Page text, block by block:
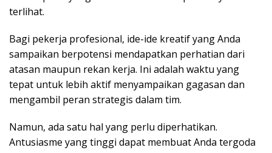
terlihat.
Bagi pekerja profesional, ide-ide kreatif yang Anda
sampaikan berpotensi mendapatkan perhatian dari
atasan maupun rekan kerja. Ini adalah waktu yang
tepat untuk lebih aktif menyampaikan gagasan dan
mengambil peran strategis dalam tim.
Namun, ada satu hal yang perlu diperhatikan.
Antusiasme yang tinggi dapat membuat Anda tergoda